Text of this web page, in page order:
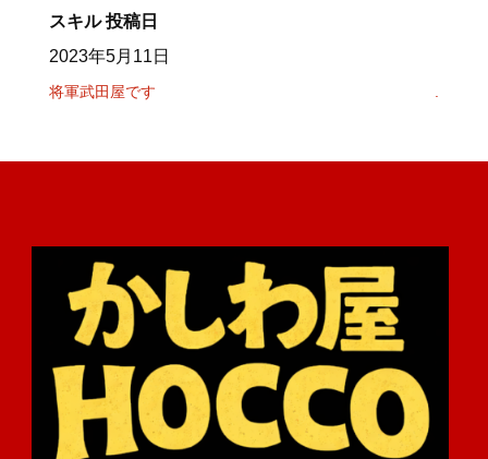
スキル 投稿日
2023年5月11日
将軍武田屋です